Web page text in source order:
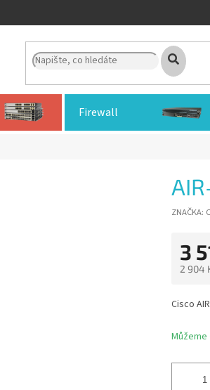
Firewall
ZNAČKA:
3
2 904
cena:
Cisco